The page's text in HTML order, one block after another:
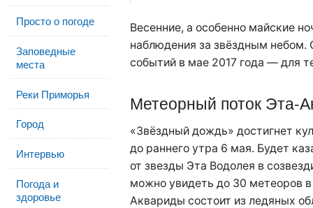
Просто о погоде
Заповедные
места
Реки Приморья
Город
Интервью
Погода и
здоровье
Весенние, а особенно майские
наблюдения за звёздным небом.
событий в мае 2017 года — для
Метеорный поток Эта-
«Звёздный дождь» достигнет
до раннего утра 6 мая. Будет
от звезды Эта Водолея в
можно увидеть до 30 метеоров
Аквариды состоит из ледяных